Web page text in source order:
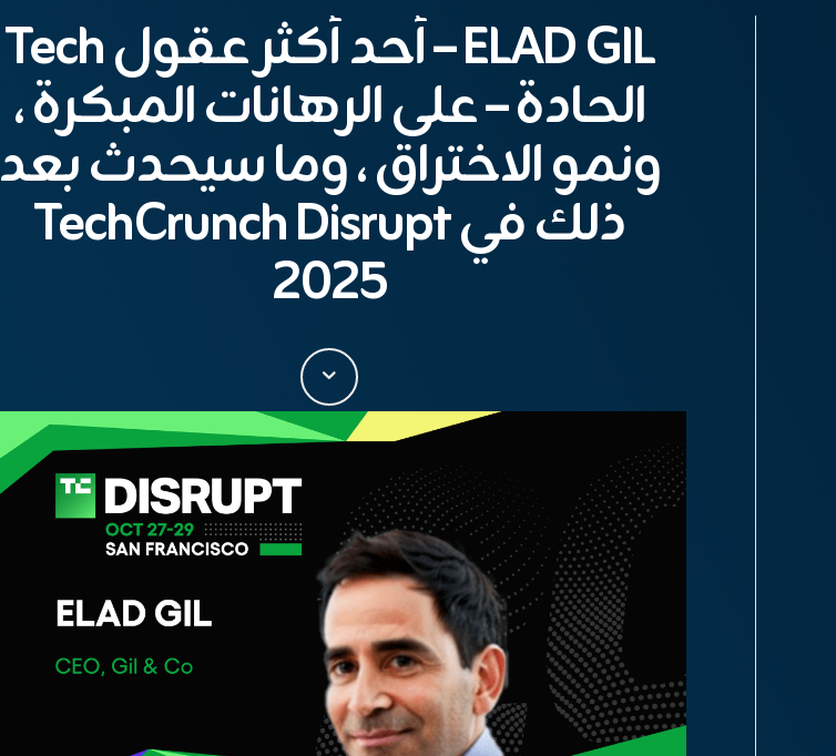
ELAD GIL – أحد أكثر عقول Tech
الحادة – على الرهانات المبكرة ،
ونمو الاختراق ، وما سيحدث بعد
ذلك في TechCrunch Disrupt
2025